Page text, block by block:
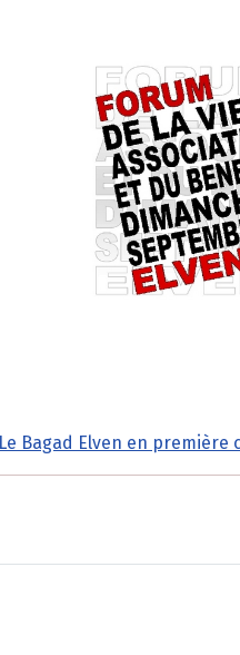
Le Bagad Elven en